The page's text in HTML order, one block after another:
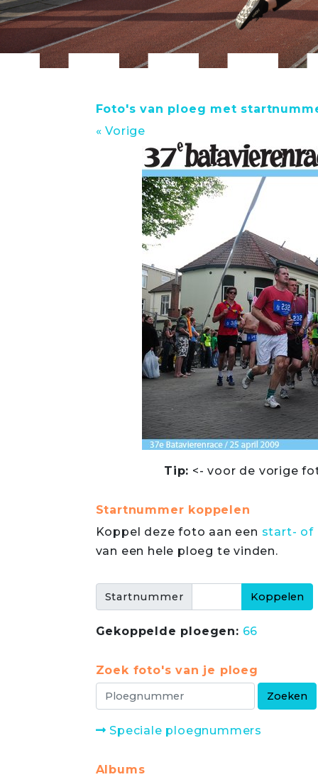
Foto's van ploeg met
« Vorige
Tip: <- voor de vorige
Startnummer koppelen
Koppel deze foto aan een start- of
van een hele ploeg te vinden.
Startnummer
Gekoppelde ploegen: 66
Zoek foto's van je ploeg
Speciale ploegnummers
Albums